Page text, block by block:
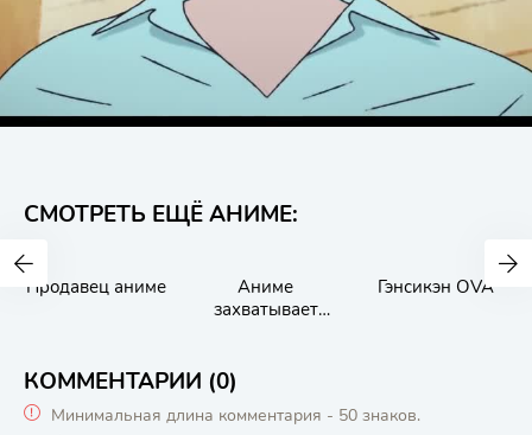
СМОТРЕТЬ ЕЩЁ АНИМЕ:
Продавец аниме
Аниме
захватывает
Гэнсикэн OVA
КОММЕНТАРИИ (0)
Минимальная длина комментария - 50 знаков.